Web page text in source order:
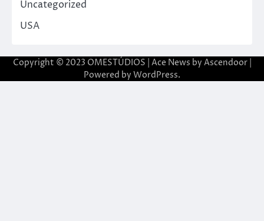
Uncategorized
USA
Copyright © 2023 OMESTÚDIOS | Ace News by Ascendoor|
Powered by WordPress.